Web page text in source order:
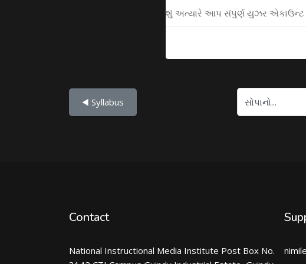
શું અત્યારે આપ સંપુર્ણ યુઝર એકાઉન્ટ
◀︎ Syllabus સોપાનો...
Contact
National Instructional Media Institute Post Box No.